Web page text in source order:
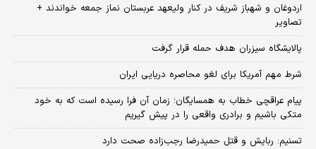
اردوغان و شهباز شریف در کنار ولیعهد عربستان نماز جمعه خواندند +
تصاویر
پالایشگاه سیزران هدف حمله قرار گرفت
شرط مهم آمریکا برای لغو محاصره دریایی ایران
پیام عراقچی خطاب به همسایگان؛ زمان آن فرا رسیده است که به خود
متکی باشیم و برادری واقعی را در پیش گیریم
تسنیم: ربایش و قتل حمیدرضا رجب‌زاده صحت دارد